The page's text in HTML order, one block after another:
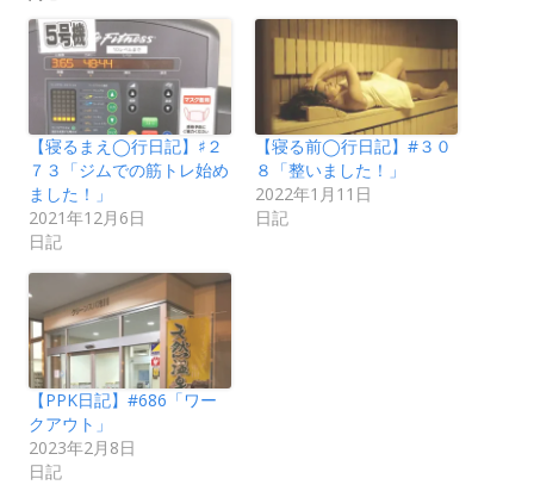
【寝るまえ◯行日記】♯２
７３「ジムでの筋トレ始め
ました！」
2021年12月6日
日記
【寝る前◯行日記】#３０
８「整いました！」
2022年1月11日
日記
【PPK日記】#686「ワー
クアウト」
2023年2月8日
日記